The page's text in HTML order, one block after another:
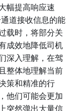
幅提高响应速
道接收信息的能
载时，将部分关
成效地降低司机
深入理解，在驾
整体地理解当前
策和精准的行
他们可能会更加
突然弹出大量信